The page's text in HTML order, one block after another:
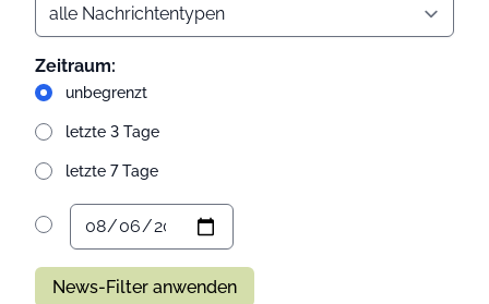
Zeitraum:
unbegrenzt
letzte 3 Tage
letzte 7 Tage
News-Filter anwenden